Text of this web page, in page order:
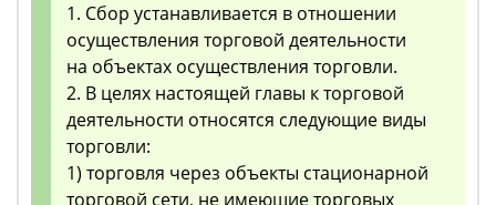
1. Сбор устанавливается в отношении
осуществления торговой деятельности
на объектах осуществления торговли.
2. В целях настоящей главы к торговой
деятельности относятся следующие виды
торговли:
1) торговля через объекты стационарной
торговой сети, не имеющие торговых